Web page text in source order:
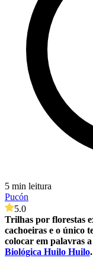
5 min leitura
Pucón
5.0
Trilhas por florestas
cachoeiras e o único
colocar em palavras
Biológica Huilo Huilo.